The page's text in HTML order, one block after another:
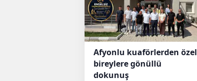
Afyonlu kuaförlerden özel
bireylere gönüllü
dokunuş